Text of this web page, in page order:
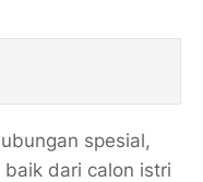
spesial,
dari calon istri